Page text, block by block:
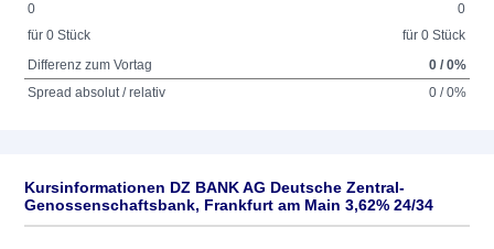
0
für 0 Stück
0
für 0 Stück
Differenz zum Vortag
0 / 0%
Spread absolut / relativ
0 / 0%
Kursinformationen DZ BANK AG Deutsche Zentral-
Genossenschaftsbank, Frankfurt am Main 3,62% 24/34